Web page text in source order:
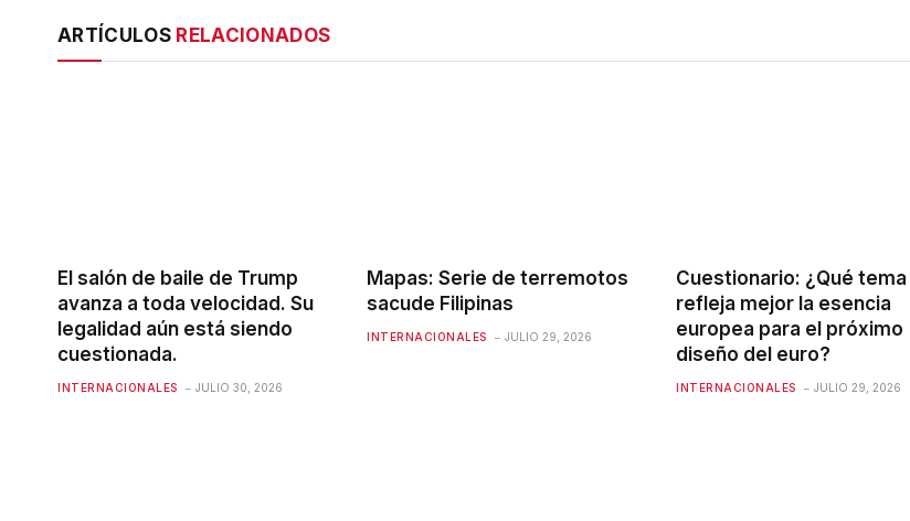
ARTÍCULOS RELACIONADOS
El salón de baile de Trump
avanza a toda velocidad. Su
legalidad aún está siendo
cuestionada.
INTERNACIONALES JULIO 30, 2026
Mapas: Serie de terremotos
sacude Filipinas
INTERNACIONALES JULIO 29, 2026
Cuestionario: ¿Qué tema
refleja mejor la esencia
europea para el próximo
diseño del euro?
INTERNACIONALES JULIO 29, 2026